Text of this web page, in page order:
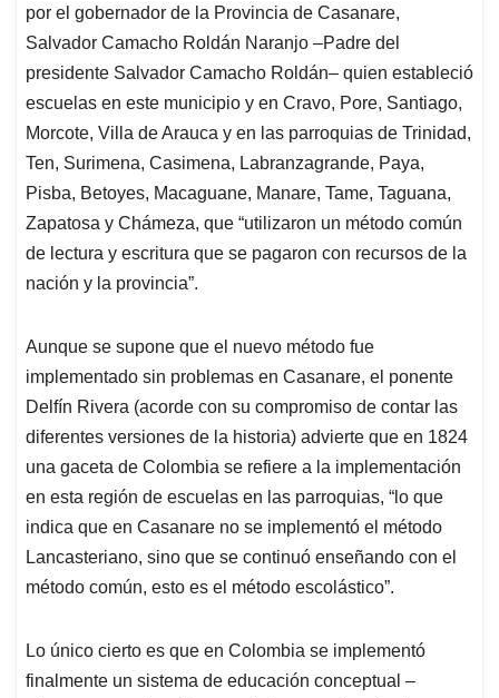
por el gobernador de la Provincia de Casanare,
Salvador Camacho Roldán Naranjo –Padre del
presidente Salvador Camacho Roldán– quien estableció
escuelas en este municipio y en Cravo, Pore, Santiago,
Morcote, Villa de Arauca y en las parroquias de Trinidad,
Ten, Surimena, Casimena, Labranzagrande, Paya,
Pisba, Betoyes, Macaguane, Manare, Tame, Taguana,
Zapatosa y Chámeza, que “utilizaron un método común
de lectura y escritura que se pagaron con recursos de la
nación y la provincia”.
Aunque se supone que el nuevo método fue
implementado sin problemas en Casanare, el ponente
Delfín Rivera (acorde con su compromiso de contar las
diferentes versiones de la historia) advierte que en 1824
una gaceta de Colombia se refiere a la implementación
en esta región de escuelas en las parroquias, “lo que
indica que en Casanare no se implementó el método
Lancasteriano, sino que se continuó enseñando con el
método común, esto es el método escolástico”.
Lo único cierto es que en Colombia se implementó
finalmente un sistema de educación conceptual –